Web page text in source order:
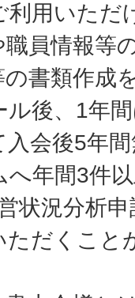
利用いただ
職員情報等
の書類作成
ル後、1年
入会後5年
へ年間3件
状況分析
ただくこと